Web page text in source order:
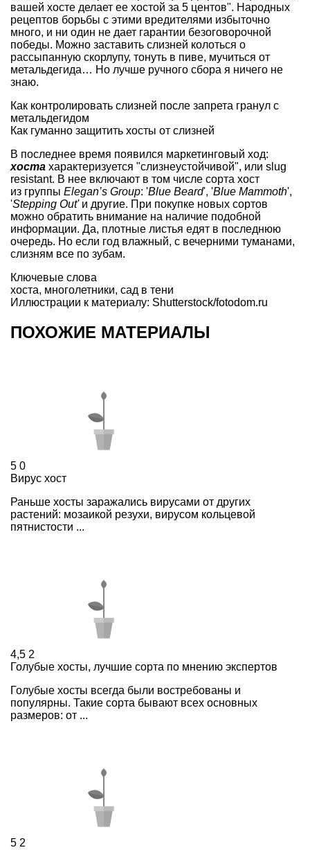
вашей хосте делает ее хостой за 5 центов". Народных
рецептов борьбы с этими вредителями избыточно
много, и ни один не дает гарантии безоговорочной
победы. Можно заставить слизней колоться о
рассыпанную скорлупу, тонуть в пиве, мучиться от
метальдегида… Но лучше ручного сбора я ничего не
знаю.
Как контролировать слизней после запрета гранул с
метальдегидом
Как гуманно защитить хосты от слизней
В последнее время появился маркетинговый ход:
хоста характеризуется "слизнеустойчивой", или slug
resistant. В нее включают в том числе сорта хост
из группы Elegan’s Group: 'Blue Beard', 'Blue Mammoth',
'Stepping Out'и другие. При покупке новых сортов
можно обратить внимание на наличие подобной
информации. Да, плотные листья едят в последнюю
очередь. Но если год влажный, с вечерними туманами,
слизням все по зубам.
Ключевые слова
хоста, многолетники, сад в тени
Иллюстрации к материалу: Shutterstock/fotodom.ru
ПОХОЖИЕ МАТЕРИАЛЫ
5 0
Вирус хост
Раньше хосты заражались вирусами от других
растений: мозаикой резухи, вирусом кольцевой
пятнистости ...
4,5 2
Голубые хосты, лучшие сорта по мнению экспертов
Голубые хосты всегда были востребованы и
популярны. Такие сорта бывают всех основных
размеров: от ...
5 2